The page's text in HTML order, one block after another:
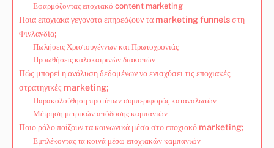
Εφαρμόζοντας εποχιακό content marketing
Ποια εποχιακά γεγονότα επηρεάζουν τα marketing funnels στη
Φινλανδία;
Πωλήσεις Χριστουγέννων και Πρωτοχρονιάς
Προωθήσεις καλοκαιρινών διακοπών
Πώς μπορεί η ανάλυση δεδομένων να ενισχύσει τις εποχιακές
στρατηγικές marketing;
Παρακολούθηση προτύπων συμπεριφοράς καταναλωτών
Μέτρηση μετρικών απόδοσης καμπανιών
Ποιο ρόλο παίζουν τα κοινωνικά μέσα στο εποχιακό marketing;
Εμπλέκοντας τα κοινά μέσω εποχιακών καμπανιών